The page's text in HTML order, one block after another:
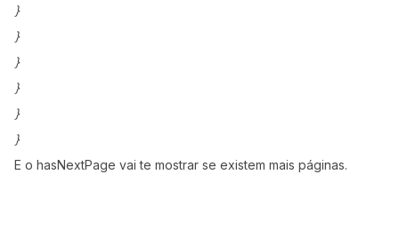
}
}
}
}
}
}
E o hasNextPage vai te mostrar se existem mais páginas.